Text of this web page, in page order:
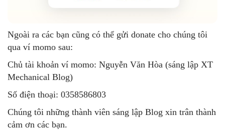
Ngoài ra các bạn cũng có thể gửi donate cho chúng tôi
qua ví momo sau:
Chủ tài khoản ví momo: Nguyễn Văn Hòa (sáng lập XT
Mechanical Blog)
Số điện thoại: 0358586803
Chúng tôi những thành viên sáng lập Blog xin trân thành
cảm ơn các bạn.